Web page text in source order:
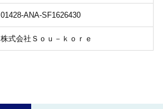
01428-ANA-SF1626430
株式会社Ｓｏｕ－ｋｏｒｅ